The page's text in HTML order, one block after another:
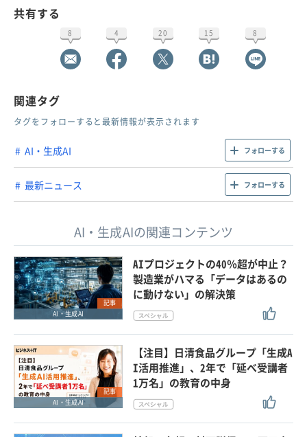
共有する
8 4 20 15 8
関連タグ
タグをフォローすると最新情報が表示されます
AI・生成AI フォローする
最新ニュース フォローする
AI・生成AIの関連コンテンツ
記事
AI・生成AI
AIプロジェクトの40％超が中止？
製造業がハマる「データはあるの
に動けない」の解決策
記事
AI・生成AI
【注目】日清食品グループ「生成A
I活用推進」、2年で「延べ受講者
1万名」の教育の中身